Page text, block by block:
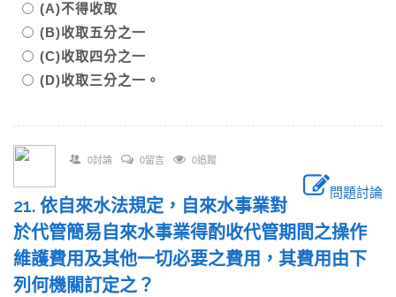
(A)不得收取
(B)收取五分之一
(C)收取四分之一
(D)收取三分之一。
0討論 0留言 0追蹤
問題討論
21. 依自來水法規定，自來水事業對
於代管簡易自來水事業得酌收代管期間之操作
維護費用及其他一切必要之費用，其費用由下
列何機關訂定之？